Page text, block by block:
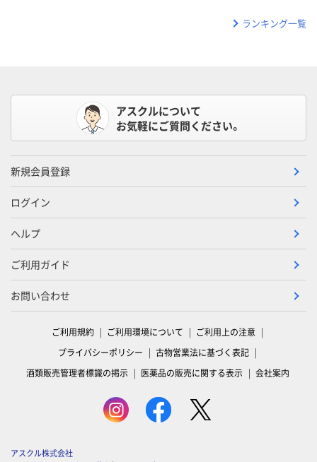
ランキング一覧
アスクルについて
お気軽にご質問ください。
新規会員登録
ログイン
ヘルプ
ご利用ガイド
お問い合わせ
ご利用規約 ご利用環境について
ご利用上の注意
プライバシーポリシー
古物営業法に基づく表記
酒類販売管理者標識の掲示
医薬品の販売に関する表示 会社案内
アスクル株式会社